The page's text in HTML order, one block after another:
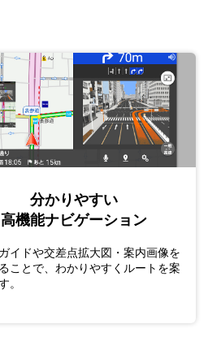
分かりやすい
高機能ナビゲーション
イドや交差点拡大図・案内画像を
ことで、わかりやすくルートを案
。